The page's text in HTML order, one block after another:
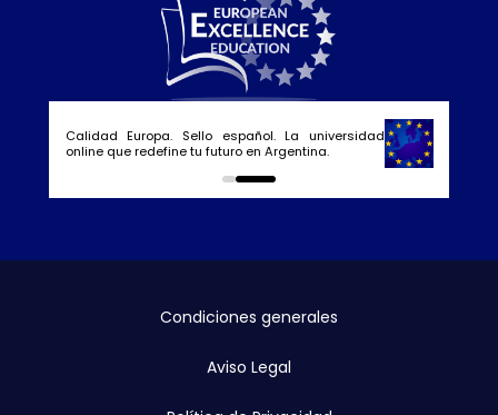
Calidad Europa. Sello español. La universidad
online que redefine tu futuro en Argentina.
0 1
Condiciones generales
Aviso Legal